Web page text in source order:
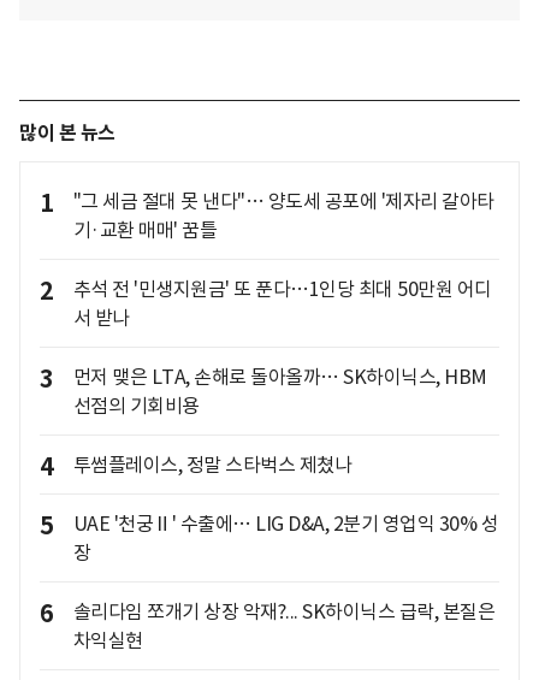
많이 본 뉴스
1
"그 세금 절대 못 낸다"… 양도세 공포에 '제자리 갈아타
기·교환 매매' 꿈틀
2
추석 전 '민생지원금' 또 푼다…1인당 최대 50만원 어디
서 받나
3
먼저 맺은 LTA, 손해로 돌아올까… SK하이닉스, HBM
선점의 기회비용
4 투썸플레이스, 정말 스타벅스 제쳤나
5
UAE '천궁Ⅱ' 수출에… LIG D&A, 2분기 영업익 30% 성
장
6
솔리다임 쪼개기 상장 악재?... SK하이닉스 급락, 본질은
차익실현